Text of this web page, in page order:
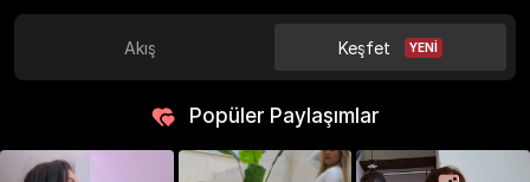
Akış Keşfet YENI
Popüler Paylaşımlar